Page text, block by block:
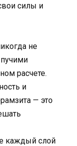
силы и
не
расчете.
и
— это
каждый слой